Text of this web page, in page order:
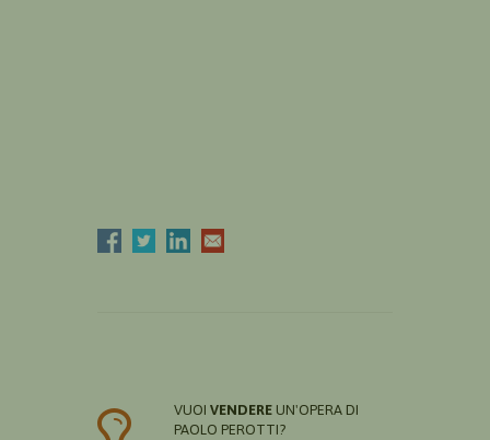
VUOI VENDERE UN'OPERA DI
PAOLO PEROTTI?